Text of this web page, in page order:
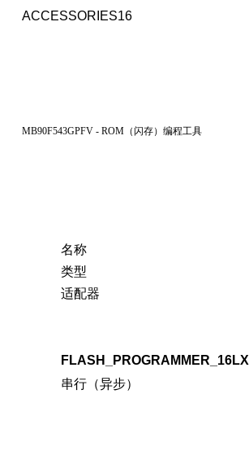
ACCESSORIES16
MB90F543GPFV - ROM（闪存）编程工具
名称
类型
适配器
FLASH_PROGRAMMER_16LX
串行（异步）